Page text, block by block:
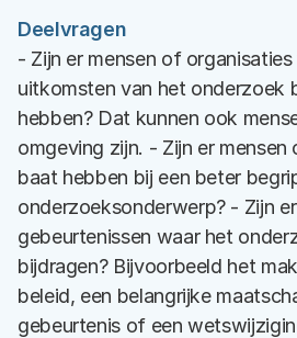
Deelvragen
- Zijn er mensen of
uitkomsten van het onderzoek
hebben? Dat kunnen ook
omgeving zijn. - Zijn er
baat hebben bij een beter
onderzoeksonderwerp? - Zijn
gebeurtenissen waar het
bijdragen? Bijvoorbeeld het
beleid, een belangrijke
gebeurtenis of een